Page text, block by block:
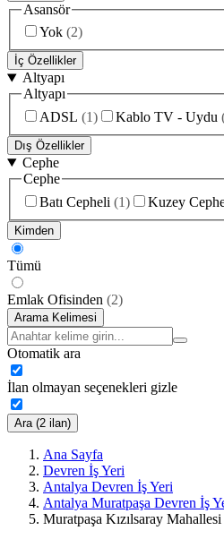
Asansör
Yok (2)
İç Özellikler
Altyapı
Altyapı
ADSL (1) Kablo TV - Uydu
Dış Özellikler
Cephe
Cephe
Batı Cepheli (1) Kuzey
Kimden
Tümü
Emlak Ofisinden (2)
Arama Kelimesi
Otomatik ara
İlan olmayan seçenekleri gizle
Ara (2 ilan)
Ana Sayfa
Devren İş Yeri
Antalya Devren İş Yeri
Antalya Muratpaşa Devren İş
Muratpaşa Kızılsaray